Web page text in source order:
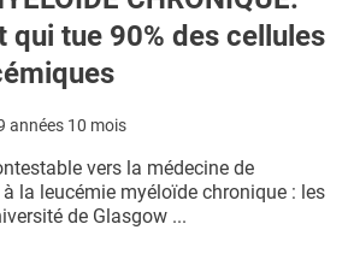
qui tue 90% des cellules
années 10 mois
vers la médecine de
la leucémie myéloïde chronique : les
de Glasgow ...